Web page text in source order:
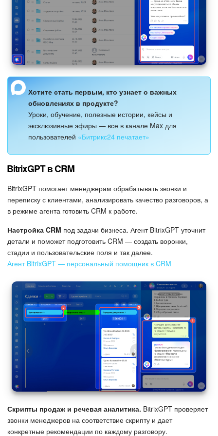
Изменения в статьях (архив)
ПОЛУЧИТЬ БЕСПЛАТНО
ВХОД
Хотите стать первым, кто узнает о важных
обновлениях в продукте?
Уроки, обучение, полезные истории, кейсы и
эксклюзивные эфиры — все в канале Max для
пользователей «Битрикс24 печатает»
BitrixGPT в CRM
BitrixGPT помогает менеджерам обрабатывать звонки и
переписку с клиентами, анализировать качество разговоров, а
в режиме агента готовить CRM к работе.
Настройка CRM под задачи бизнеса. Агент BitrixGPT уточнит
детали и поможет подготовить CRM — создать воронки,
стадии и пользовательские поля и так далее.
Агент BitrixGPT — персональный помощник в CRM
Скрипты продаж и речевая аналитика. BitrixGPT проверяет
звонки менеджеров на соответствие скрипту и дает
конкретные рекомендации по каждому разговору.